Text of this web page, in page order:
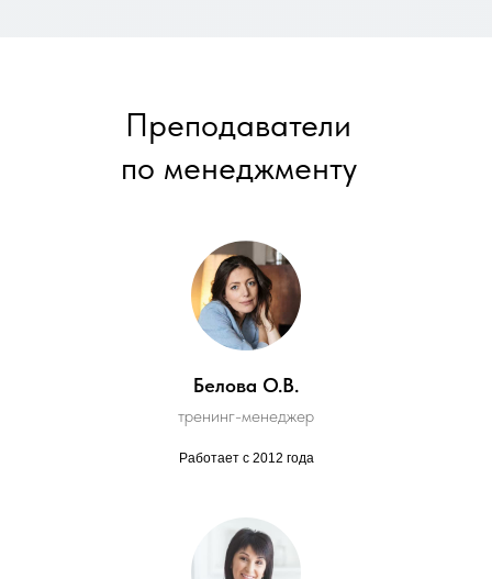
Преподаватели
по менеджменту
Белова О.В.
тренинг-менеджер
Работает с 2012 года